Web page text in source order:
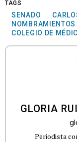
TAGS
SENADO
NOMBRAMIENTOS
COLEGIO DE
GLORIA
Periodista